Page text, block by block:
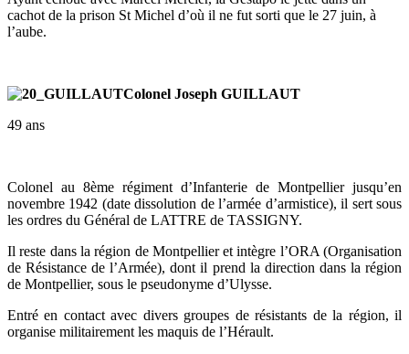
cachot de la prison St Michel d’où il ne fut sorti que le 27 juin, à
l’aube.
Colonel Joseph GUILLAUT
49 ans
Colonel au 8ème régiment d’Infanterie de Montpellier jusqu’en
novembre 1942 (date dissolution de l’armée d’armistice), il sert sous
les ordres du Général de LATTRE de TASSIGNY.
Il reste dans la région de Montpellier et intègre l’ORA (Organisation
de Résistance de l’Armée), dont il prend la direction dans la région
de Montpellier, sous le pseudonyme d’Ulysse.
Entré en contact avec divers groupes de résistants de la région, il
organise militairement les maquis de l’Hérault.